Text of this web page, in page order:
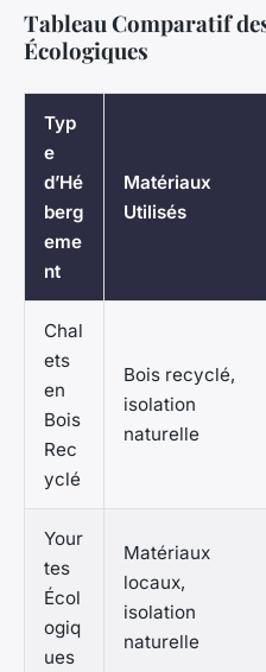
Tableau Comparatif
Écologiques
Typ
e
d’Hé
berg
eme
nt
Matériaux
Utilisés
Chal
ets
en
Bois
Rec
yclé
Bois recyclé,
isolation
naturelle
Your
tes
Écol
ogiq
ues
Matériaux
locaux,
isolation
naturelle